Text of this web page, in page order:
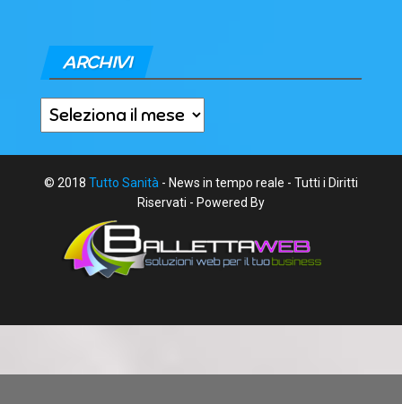
ARCHIVI
Archivi
© 2018 Tutto Sanità - News in tempo reale - Tutti i Diritti
Riservati - Powered By